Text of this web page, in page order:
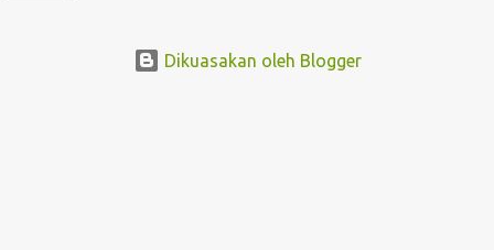
Dikuasakan oleh Blogger